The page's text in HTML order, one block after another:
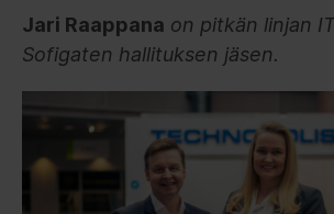
Jari Raappana on pitkän linjan
Sofigaten hallituksen jäsen.